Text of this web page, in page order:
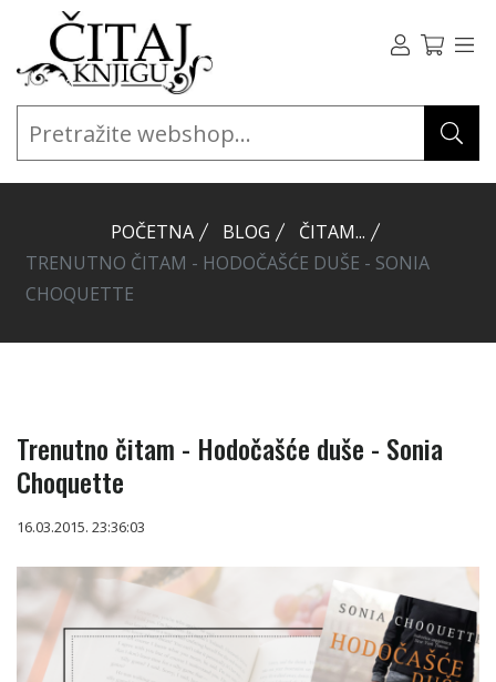
POČETNA BLOG
ČITAM...
TRENUTNO ČITAM - HODOČAŠĆE DUŠE - SONIA
CHOQUETTE
Trenutno čitam - Hodočašće duše - Sonia
Choquette
16.03.2015. 23:36:03